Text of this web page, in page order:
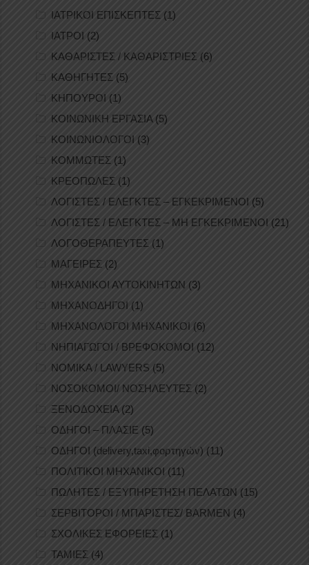
ΙΑΤΡΙΚΟΙ ΕΠΙΣΚΕΠΤΕΣ (1)
ΙΑΤΡΟΙ (2)
ΚΑΘΑΡΙΣΤΕΣ / ΚΑΘΑΡΙΣΤΡΙΕΣ (6)
ΚΑΘΗΓΗΤΕΣ (5)
ΚΗΠΟΥΡΟΙ (1)
ΚΟΙΝΩΝΙΚΗ ΕΡΓΑΣΙΑ(5)
ΚΟΙΝΩΝΙΟΛΟΓΟΙ (3)
ΚΟΜΜΩΤΕΣ (1)
ΚΡΕΟΠΩΛΕΣ (1)
ΛΟΓΙΣΤΕΣ / ΕΛΕΓΚΤΕΣ – ΕΓΚΕΚΡΙΜΕΝΟΙ (5)
ΛΟΓΙΣΤΕΣ / ΕΛΕΓΚΤΕΣ – ΜΗ ΕΓΚΕΚΡΙΜΕΝΟΙ (21)
ΛΟΓΟΘΕΡΑΠΕΥΤΕΣ (1)
ΜΑΓΕΙΡΕΣ (2)
ΜΗΧΑΝΙΚΟΙ ΑΥΤΟΚΙΝΗΤΩΝ (3)
ΜΗΧΑΝΟΔΗΓΟΙ (1)
ΜΗΧΑΝΟΛΟΓΟΙ ΜΗΧΑΝΙΚΟΙ (6)
ΝΗΠΙΑΓΩΓΟΙ / ΒΡΕΦΟΚΟΜΟΙ (12)
ΝΟΜΙΚΑ / LAWYERS (5)
ΝΟΣΟΚΟΜΟΙ/ ΝΟΣΗΛΕΥΤΕΣ (2)
ΞΕΝΟΔΟΧΕΙΑ(2)
ΟΔΗΓΟΙ – ΠΛΑΣΙΕ (5)
ΟΔΗΓΟΙ (delivery,taxi,φορτηγών) (11)
ΠΟΛΙΤΙΚΟΙ ΜΗΧΑΝΙΚΟΙ (11)
ΠΩΛΗΤΕΣ / ΕΞΥΠΗΡΕΤΗΣΗ ΠΕΛΑΤΩΝ (15)
ΣΕΡΒΙΤΟΡΟΙ / ΜΠΑΡΙΣΤΕΣ/ BARMEN (4)
ΣΧΟΛΙΚΕΣ ΕΦΟΡΕΙΕΣ (1)
ΤΑΜΙΕΣ (4)